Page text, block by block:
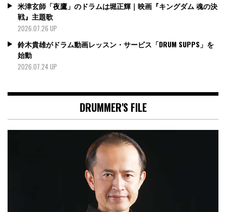
米津玄師「夜鷹」のドラムは堀正輝｜映画『キングダム 魂の決
戦』主題歌
2026.07.26 UP
鈴木貴雄がドラム動画レッスン・サービス「DRUM SUPPS」を
始動
2026.07.24 UP
DRUMMER'S FILE